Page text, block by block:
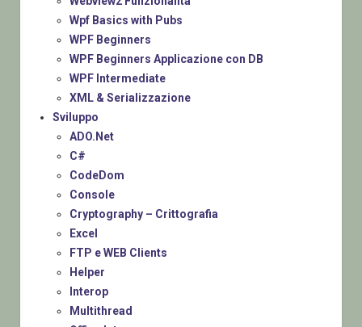
Wpf Basics with Pubs
WPF Beginners
WPF Beginners Applicazione con DB
WPF Intermediate
XML & Serializzazione
Sviluppo
ADO.Net
C#
CodeDom
Console
Cryptography – Crittografia
Excel
FTP e WEB Clients
Helper
Interop
Multithread